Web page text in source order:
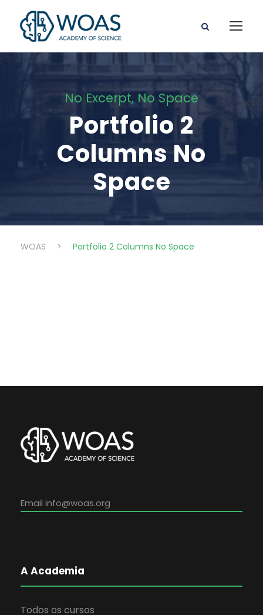
No Excerpt, No Space
Portfolio 2
Columns No
Space
WOAS > Portfolio 2 Columns No Space
Email info@woas.org
A Academia
Todos os cursos